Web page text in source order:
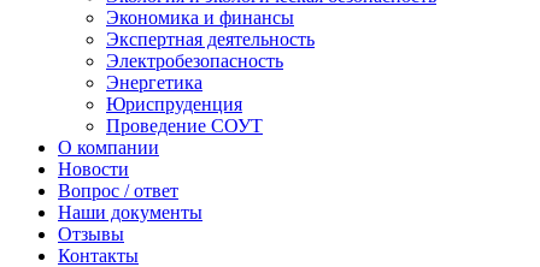
Экономика и финансы
Экспертная деятельность
Электробезопасность
Энергетика
Юриспруденция
Проведение СОУТ
О компании
Новости
Вопрос / ответ
Наши документы
Отзывы
Контакты